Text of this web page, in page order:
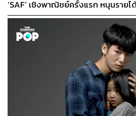
‘SAF’ เชิงพาณิชย์ครั้งแรก หนุนราย
ล้าน